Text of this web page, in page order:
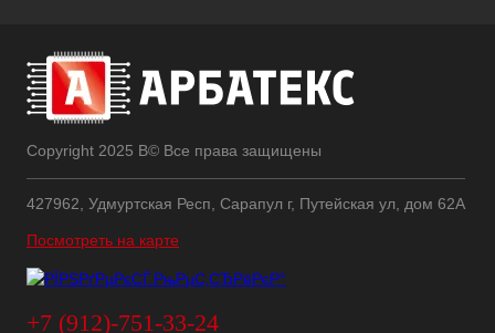
Copyright 2025 В© Все права защищены
427962, Удмуртская Респ, Сарапул г, Путейская ул, дом 62А
Посмотреть на карте
+7 (912)-751-33-24